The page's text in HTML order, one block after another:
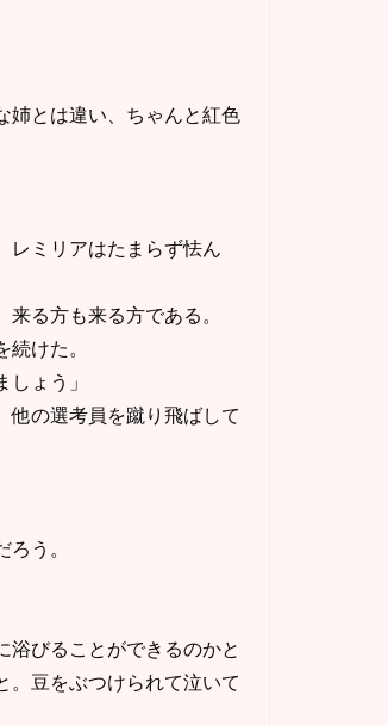
姉とは違い、ちゃんと紅色
レミリアはたまらず怯ん
る方も来る方である。
けた。
ょう」
の選考員を蹴り飛ばして
う。
びることができるのかと
。豆をぶつけられて泣いて